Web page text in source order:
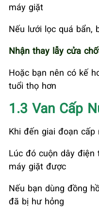
máy giặt
Nếu lưới lọc quá bẩn,
Nhận thay lẫy cửa
Hoặc bạn nên có kế
tuổi thọ hơn
1.3 Van Cấp
Khi đến giai đoạn
Lúc đó cuộn dây
máy giặt được
Nếu bạn dùng đồng
đã bị hư hỏng